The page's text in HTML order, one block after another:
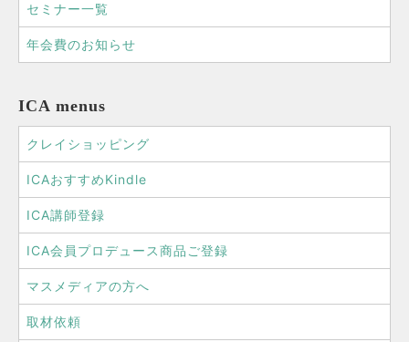
セミナー一覧
年会費のお知らせ
ICA menus
クレイショッピング
ICAおすすめKindle
ICA講師登録
ICA会員プロデュース商品ご登録
マスメディアの方へ
取材依頼